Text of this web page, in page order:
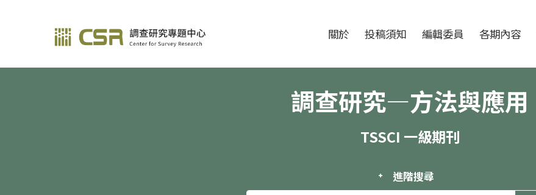
調查研究—方法與應用期刊 關於 投稿須知 編輯委員 各期內容
調查研究—方法與應用
TSSCI 一級期刊
進階搜尋